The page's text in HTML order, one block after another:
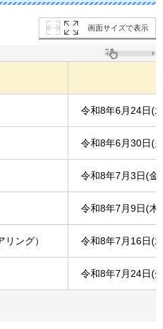
画面サイズで表示
令和8年6月24日(
令和8年6月30日(
令和8年7月3日(金
令和8年7月9日(木
ング） 令和8年7月16日(
令和8年7月24日(